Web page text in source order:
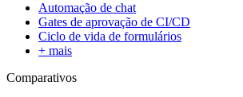
Automação de chat
Gates de aprovação de CI/CD
Ciclo de vida de formulários
+ mais
Comparativos